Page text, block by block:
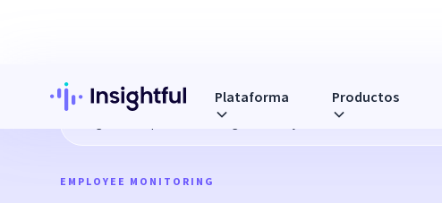
Plataforma Productos
Cómo priorizar su carga de trabajo
EMPLOYEE MONITORING